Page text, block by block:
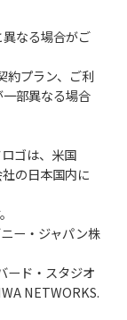
なる場合がご
約プラン、ご利
部異なる場合
ゴは、米国
の日本国内に
ー・ジャパン株
ド・スタジオ
NETWORKS.